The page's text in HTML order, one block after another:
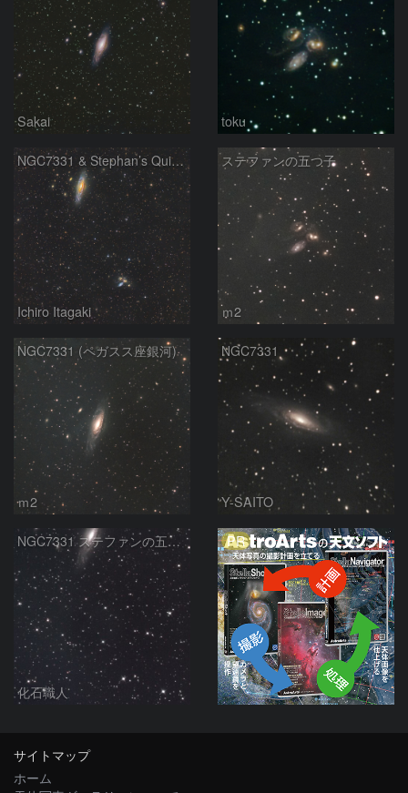
Sakai toku
NGC7331 & Stephan’s Quintet
Ichiro Itagaki
ステファンの五つ子
ｍ2
NGC7331 (ペガスス座銀河)
ｍ2
NGC7331
Y-SAITO
NGC7331 ステファンの五つ子銀河 ペガスス座
化石職人
PR
サイトマップ
ホーム